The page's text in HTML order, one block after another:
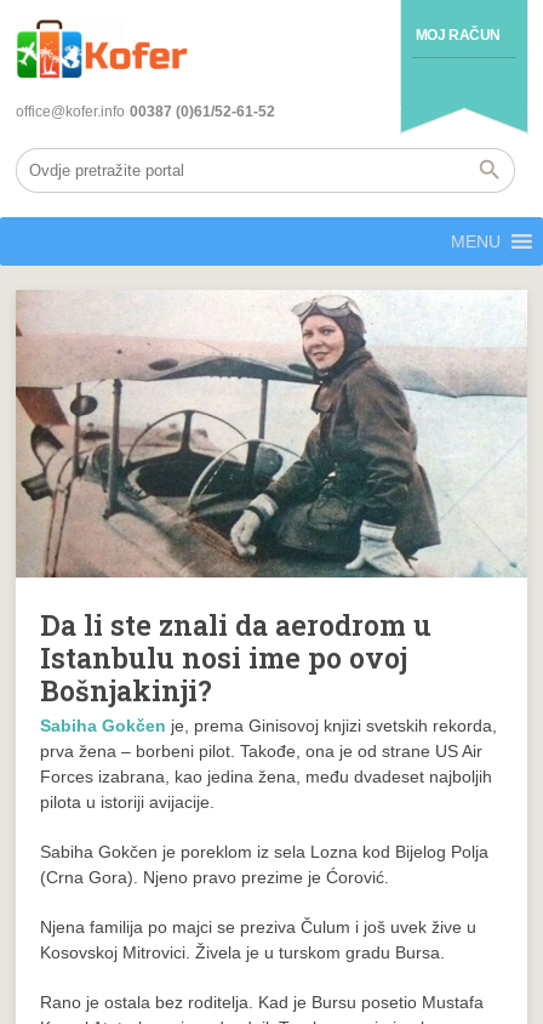
MOJ RAČUN
office@kofer.info 00387 (0)61/52-61-52
MENU
Da li ste znali da aerodrom u
Istanbulu nosi ime po ovoj
Bošnjakinji?
Sabiha Gokčen je, prema Ginisovoj knjizi svetskih rekorda,
prva žena – borbeni pilot. Takođe, ona je od strane US Air
Forces izabrana, kao jedina žena, među dvadeset najboljih
pilota u istoriji avijacije.
Sabiha Gokčen je poreklom iz sela Lozna kod Bijelog Polja
(Crna Gora). Njeno pravo prezime je Ćorović.
Njena familija po majci se preziva Čulum i još uvek žive u
Kosovskoj Mitrovici. Živela je u turskom gradu Bursa.
Rano je ostala bez roditelja. Kad je Bursu posetio Mustafa